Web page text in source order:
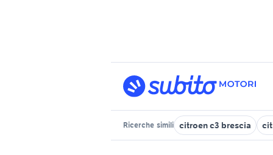
Ricerche simili citroen c3 brescia